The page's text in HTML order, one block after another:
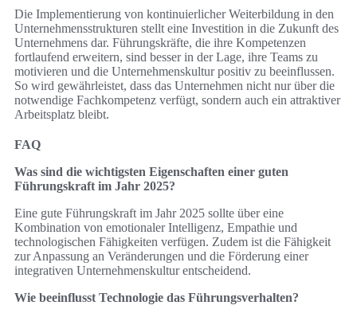
Die Implementierung von kontinuierlicher Weiterbildung in den
Unternehmensstrukturen stellt eine Investition in die Zukunft des
Unternehmens dar. Führungskräfte, die ihre Kompetenzen
fortlaufend erweitern, sind besser in der Lage, ihre Teams zu
motivieren und die Unternehmenskultur positiv zu beeinflussen.
So wird gewährleistet, dass das Unternehmen nicht nur über die
notwendige Fachkompetenz verfügt, sondern auch ein attraktiver
Arbeitsplatz bleibt.
FAQ
Was sind die wichtigsten Eigenschaften einer guten
Führungskraft im Jahr 2025?
Eine gute Führungskraft im Jahr 2025 sollte über eine
Kombination von emotionaler Intelligenz, Empathie und
technologischen Fähigkeiten verfügen. Zudem ist die Fähigkeit
zur Anpassung an Veränderungen und die Förderung einer
integrativen Unternehmenskultur entscheidend.
Wie beeinflusst Technologie das Führungsverhalten?